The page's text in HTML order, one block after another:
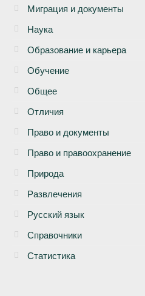
Миграция и документы
Наука
Образование и карьера
Обучение
Общее
Отличия
Право и документы
Право и правоохранение
Природа
Развлечения
Русский язык
Справочники
Статистика